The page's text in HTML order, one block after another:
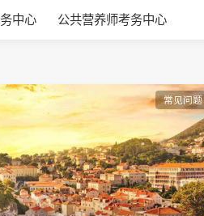
中心 公共营养师考务中心
常见问题